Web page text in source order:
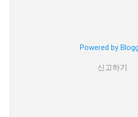
Powered by
신고하기